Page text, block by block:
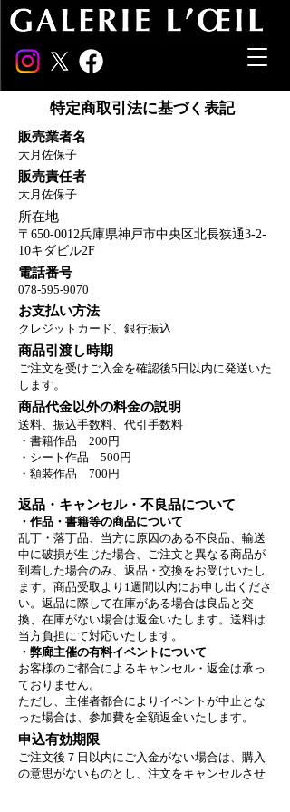
特定商取引法に基づく表記
販売業者名
大月佐保子
販売責任者
大月佐保子
所在地
〒650-0012兵庫県神戸市中央区北長狭通3-2-
10キダビル2F
電話番号
078-595-9070
お支払い方法
クレジットカード、銀行振込
商品引渡し時期
ご注文を受けご入金を確認後5日以内に発送いた
します。
商品代金以外の料金の説明
送料、振込手数料、代引手数料
・書籍作品 200円
・シート作品 500円
・額装作品 700円
返品・キャンセル・不良品について
・作品・書籍等の商品について
乱丁・落丁品、当方に原因のある不良品、輸送
中に破損が生じた場合、ご注文と異なる商品が
到着した場合のみ、返品・交換をお受けいたし
ます。商品受取より1週間以内にお申し出くださ
い。返品に際して在庫がある場合は良品と交
換、在庫がない場合は返金いたします。送料は
当方負担にて対応いたします。
・弊廊主催の有料イベントについて
お客様のご都合によるキャンセル・返金は承っ
ておりません。
ただし、主催者都合によりイベントが中止とな
った場合は、参加費を全額返金いたします。
申込有効期限
ご注文後７日以内にご入金がない場合は、購入
の意思がないものとし、注文をキャンセルさせ